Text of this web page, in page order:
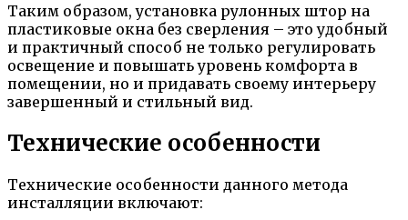
Таким образом, установка рулонных штор на
пластиковые окна без сверления – это удобный
и практичный способ не только регулировать
освещение и повышать уровень комфорта в
помещении, но и придавать своему интерьеру
завершенный и стильный вид.
Технические особенности
Технические особенности данного метода
инсталляции включают: